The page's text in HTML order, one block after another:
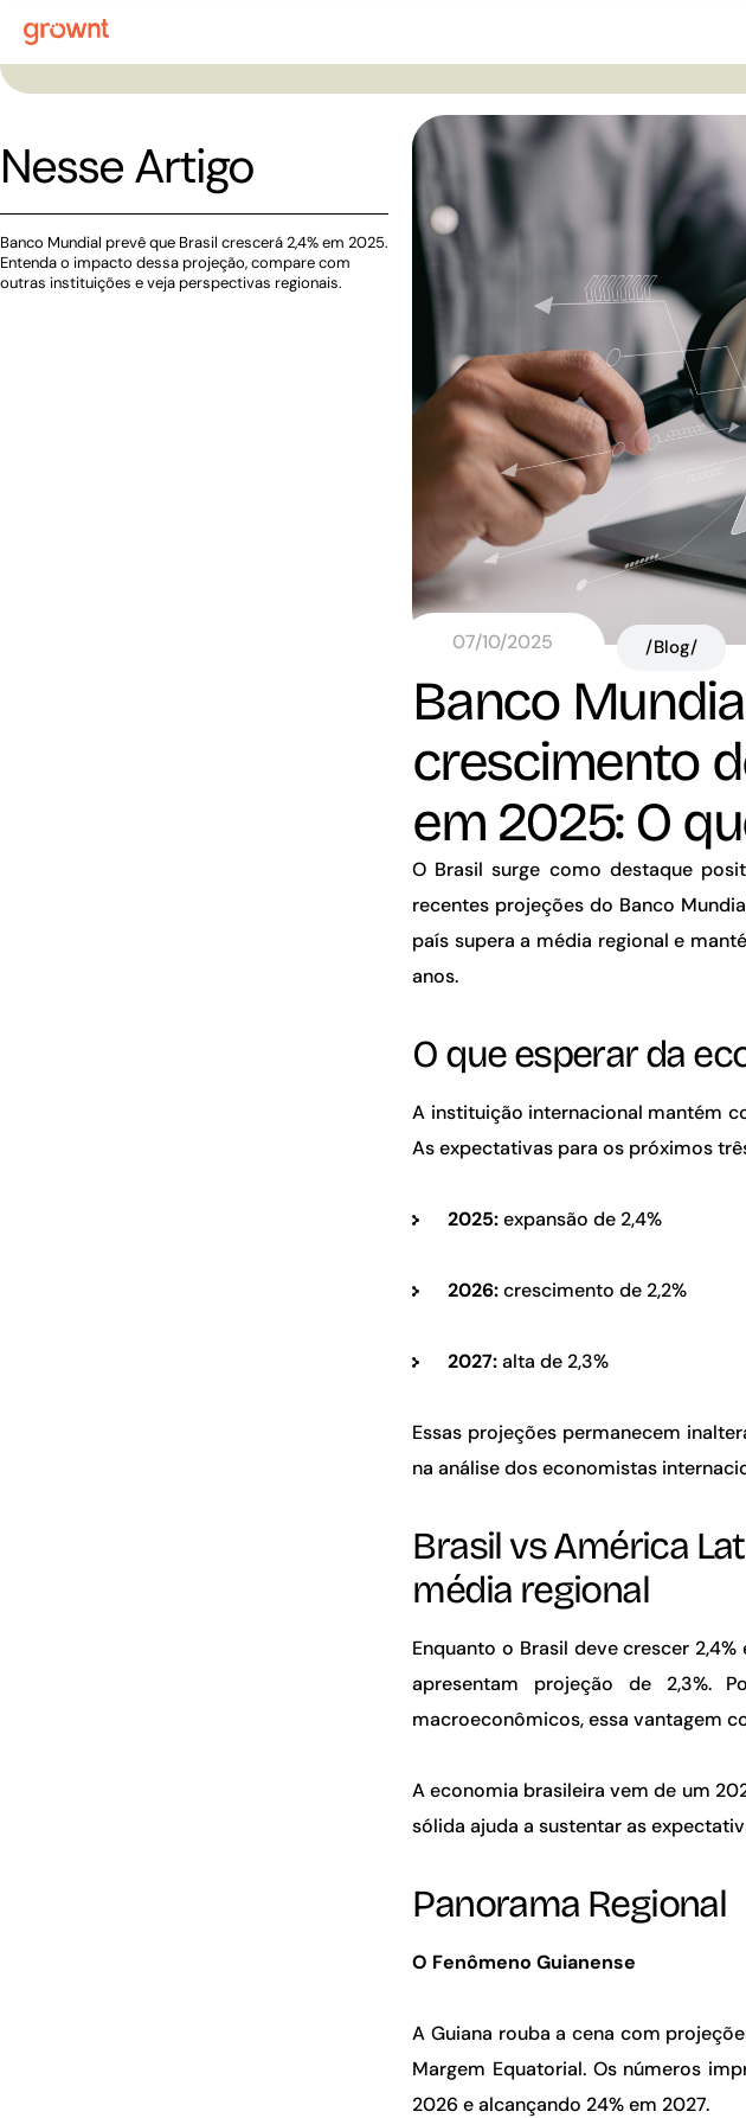
Nesse Artigo
Banco Mundial prevê que Brasil crescerá 2,4% em 2025.
Entenda o impacto dessa projeção, compare com
outras instituições e veja perspectivas regionais.
07/10/2025 /Blog/
Banco
crescimento
em 2025: O
O Brasil surge como destaque
recentes projeções do Banco
país supera a média regional e
anos.
O que esperar da
A instituição internacional mantém
As expectativas para os próximos
2025:expansão de 2,4%
2026:crescimento de 2,2%
2027:alta de 2,3%
Essas projeções permanecem
na análise dos economistas
BrasilvsAmérica
média regional
Enquanto o Brasil deve crescer
apresentam projeção de 2,3%.
macroeconômicos, essa vantagem
A economia brasileira vem de um
sólida ajuda a sustentar as
Panorama Regional
O Fenômeno Guianense
A Guiana rouba a cena com
Margem Equatorial. Os números
2026 e alcançando 24% em 2027.